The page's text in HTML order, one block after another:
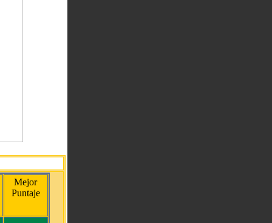
Mejor
Puntaje